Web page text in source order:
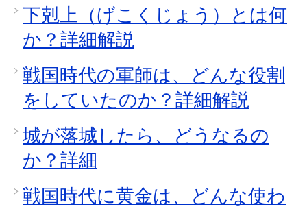
下剋上（げこくじょう）とは何
か？詳細解説
戦国時代の軍師は、どんな役割
をしていたのか？詳細解説
城が落城したら、どうなるの
か？詳細
戦国時代に黄金は、どんな使わ